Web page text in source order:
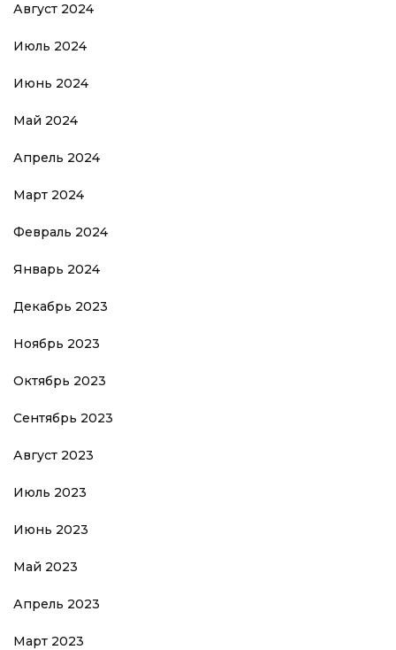
Август 2024
Июль 2024
Июнь 2024
Май 2024
Апрель 2024
Март 2024
Февраль 2024
Январь 2024
Декабрь 2023
Ноябрь 2023
Октябрь 2023
Сентябрь 2023
Август 2023
Июль 2023
Июнь 2023
Май 2023
Апрель 2023
Март 2023